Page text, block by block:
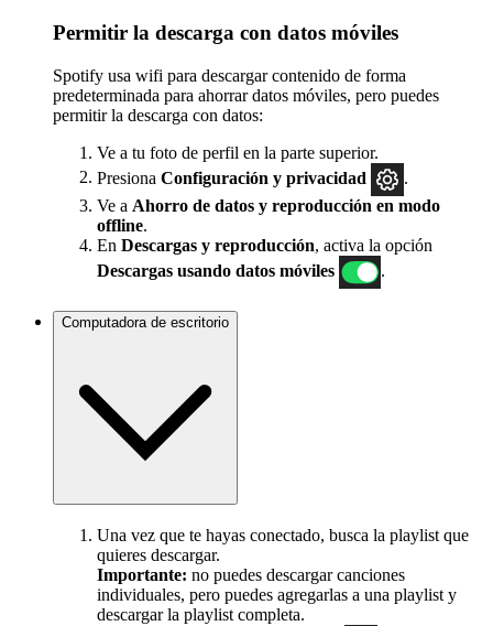
Permitir la descarga con datos móviles
Spotify usa wifi para descargar contenido de forma
predeterminada para ahorrar datos móviles, pero puedes
permitir la descarga con datos:
Ve a tu foto de perfil en la parte superior.
Presiona Configuración y privacidad
Ve a Ahorro de datos y reproducción en modo
offline.
En Descargas y reproducción, activa la opción
Descargas usando datos móviles
Computadora de escritorio
Una vez que te hayas conectado, busca la playlist que
quieres descargar.
Importante: no puedes descargar canciones
individuales, pero puedes agregarlas a una playlist y
descargar la playlist completa.